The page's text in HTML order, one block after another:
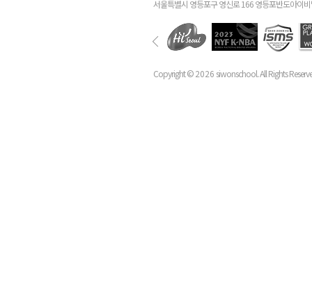
서울특별시 영등포구 영신로 166 영등포반도아이
Copyright ©2026 siwonschool. All Rights